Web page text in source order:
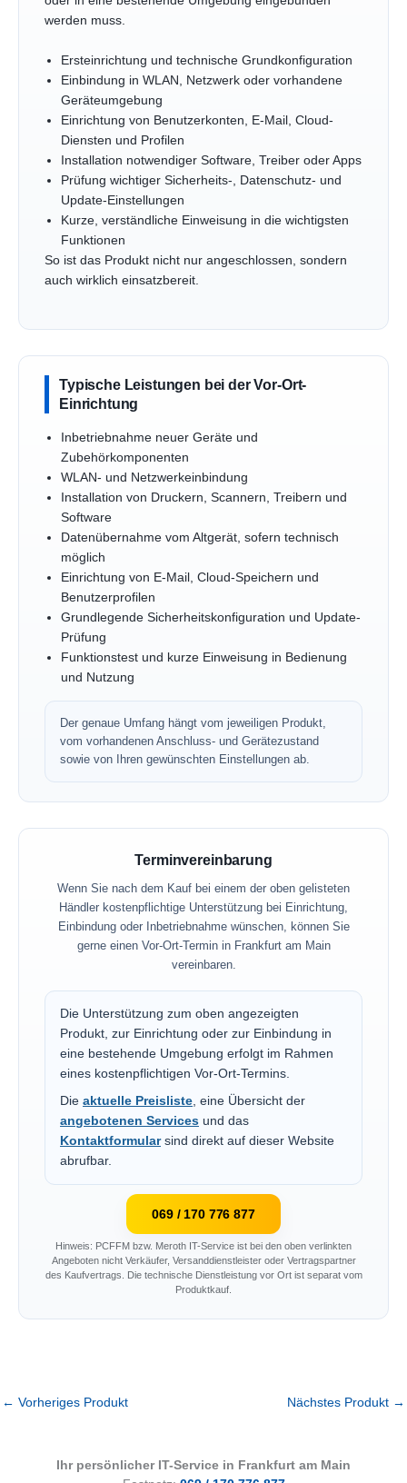
werden muss.
Ersteinrichtung und technische Grundkonfiguration
Einbindung in WLAN, Netzwerk oder vorhandene
Geräteumgebung
Einrichtung von Benutzerkonten, E-Mail, Cloud-
Diensten und Profilen
Installation notwendiger Software, Treiber oder Apps
Prüfung wichtiger Sicherheits-, Datenschutz- und
Update-Einstellungen
Kurze, verständliche Einweisung in die wichtigsten
Funktionen
So ist das Produkt nicht nur angeschlossen, sondern
auch wirklich einsatzbereit.
Typische Leistungen bei der Vor-Ort-
Einrichtung
Inbetriebnahme neuer Geräte und
Zubehörkomponenten
WLAN- und Netzwerkeinbindung
Installation von Druckern, Scannern, Treibern und
Software
Datenübernahme vom Altgerät, sofern technisch
möglich
Einrichtung von E-Mail, Cloud-Speichern und
Benutzerprofilen
Grundlegende Sicherheitskonfiguration und Update-
Prüfung
Funktionstest und kurze Einweisung in Bedienung
und Nutzung
Der genaue Umfang hängt vom jeweiligen Produkt,
vom vorhandenen Anschluss- und Gerätezustand
sowie von Ihren gewünschten Einstellungen ab.
Terminvereinbarung
Wenn Sie nach dem Kauf bei einem der oben gelisteten
Händler kostenpflichtige Unterstützung bei Einrichtung,
Einbindung oder Inbetriebnahme wünschen, können Sie
gerne einen Vor-Ort-Termin in Frankfurt am Main
vereinbaren.
Die Unterstützung zum oben angezeigten
Produkt, zur Einrichtung oder zur Einbindung in
eine bestehende Umgebung erfolgt im Rahmen
eines kostenpflichtigen Vor-Ort-Termins.
Die aktuelle Preisliste, eine Übersicht der
angebotenen Services und das
Kontaktformularsind direkt auf dieser Website
abrufbar.
069 / 170 776 877
Hinweis: PCFFM bzw. Meroth IT-Service ist bei den oben verlinkten
Angeboten nicht Verkäufer, Versanddienstleister oder Vertragspartner
des Kaufvertrags. Die technische Dienstleistung vor Ort ist separat vom
Produktkauf.
← Vorheriges Produkt Nächstes Produkt →
Ihr persönlicher IT-Service in Frankfurt am Main